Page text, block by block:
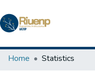
Communities & Collections
Home Statistics